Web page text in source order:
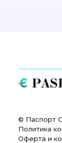
© Паспорт
Политика
Оферта и